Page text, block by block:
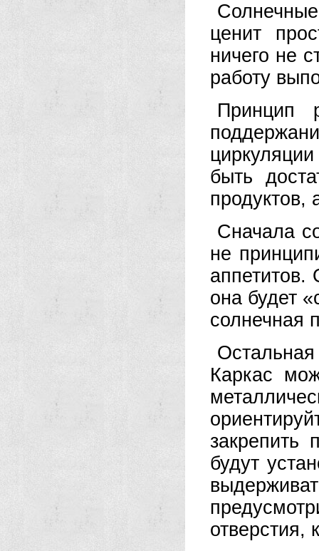
ценит
ничего не
работу
Принцип
быть
продуктов,
Сначала
не
она будет
солнечная
Каркас
закрепить
будут
отверстия,